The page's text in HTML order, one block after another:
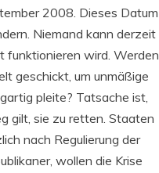
2008. Dieses Datum
Niemand kann derzeit
funktionieren wird. Werden
geschickt, um unmäßige
pleite? Tatsache ist,
gilt, sie zu retten. Staaten
nach Regulierung der
wollen die Krise